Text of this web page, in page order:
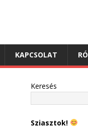
KAPCSOLAT
Keresés
Sziasztok!